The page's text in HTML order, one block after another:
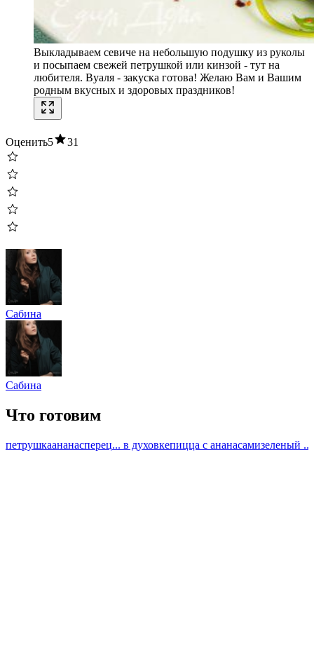
Выкладываем севиче на небольшую подушку из руколы
и посыпаем свежей петрушкой или кинзой - тут на
любителя. Вуаля - закуска готова! Желаю Вам и Вашим
родным вкусных и здоровых праздников!
Оценить5 31
Сабина
Сабина
Что готовим
петрушкаананасперец... в духовкепицца с ананасамизеленый ...